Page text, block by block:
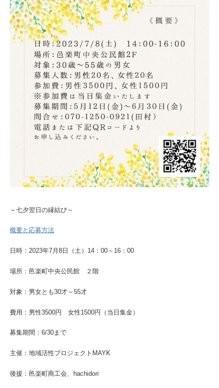
～七夕翌日の縁結び～
概要と応募方法
日時：2023年7月8日（土）14：00～16：00
場所：邑楽町中央公民館 ２階
対象：男女とも30才～55才
費用：男性3500円 女性1500円（当日集金）
募集期間：6/30まで
主催：地域活性プロジェクトMAYK
後援：邑楽町商工会、hachidori